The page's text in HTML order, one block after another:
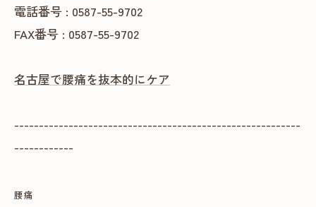
電話番号 : 0587-55-9702
FAX番号 : 0587-55-9702
名古屋で腰痛を抜本的にケア
----------------------------------------------------------
------------
腰痛